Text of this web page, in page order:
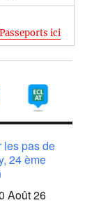
ici
les pas de
24 ème
Août 26